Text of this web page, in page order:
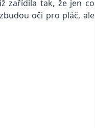
zařídila tak, že jen co
oči pro pláč, ale